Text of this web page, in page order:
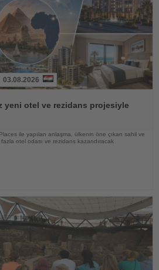
03.08.2026
yeni otel ve rezidans projesiyle
ile yapılan anlaşma, ülkenin öne çıkan sahil ve
otel odası ve rezidans kazandıracak